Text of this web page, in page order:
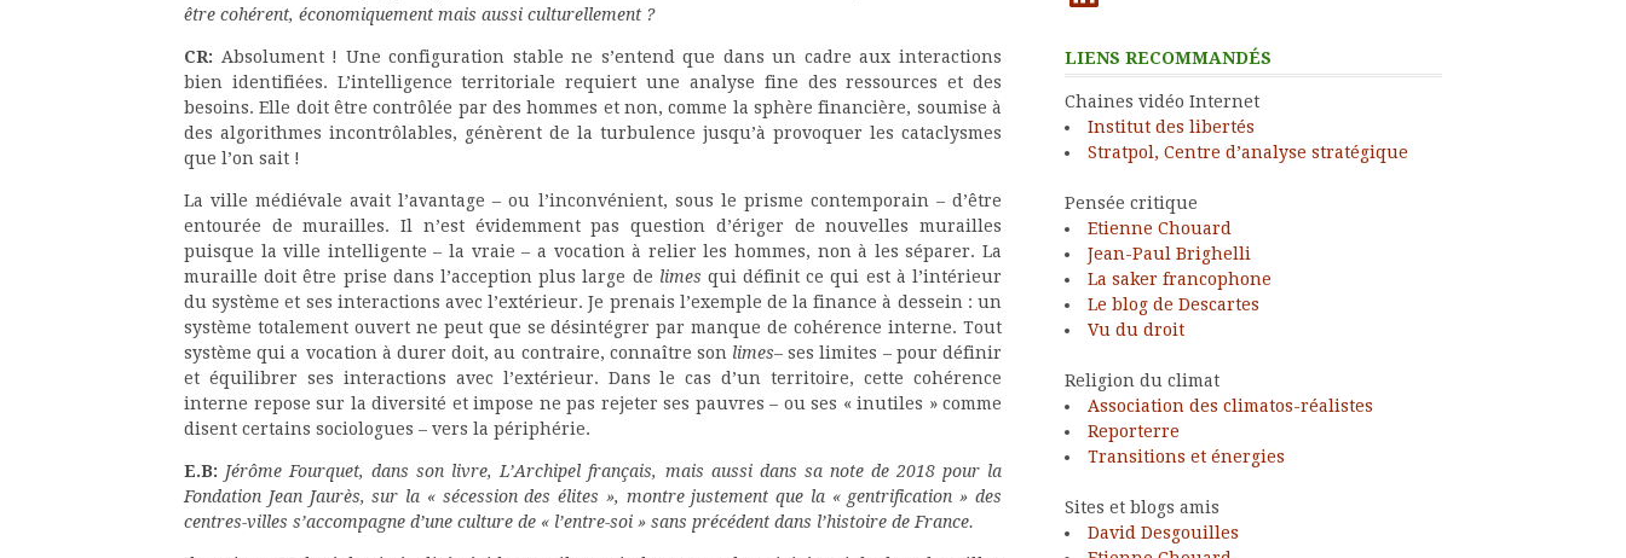
être cohérent, économiquement mais aussi culturellement ?
CR: Absolument ! Une configuration stable ne s’entend que dans un cadre aux interactions
bien identifiées. L’intelligence territoriale requiert une analyse fine des ressources et des
besoins. Elle doit être contrôlée par des hommes et non, comme la sphère financière, soumise à
des algorithmes incontrôlables, génèrent de la turbulence jusqu’à provoquer les cataclysmes
que l’on sait !
La ville médiévale avait l’avantage – ou l’inconvénient, sous le prisme contemporain – d’être
entourée de murailles. Il n’est évidemment pas question d’ériger de nouvelles murailles
puisque la ville intelligente – la vraie – a vocation à relier les hommes, non à les séparer. La
muraille doit être prise dans l’acception plus large de limes qui définit ce qui est à l’intérieur
du système et ses interactions avec l’extérieur. Je prenais l’exemple de la finance à dessein : un
système totalement ouvert ne peut que se désintégrer par manque de cohérence interne. Tout
système qui a vocation à durer doit, au contraire, connaître son limes– ses limites – pour définir
et équilibrer ses interactions avec l’extérieur. Dans le cas d’un territoire, cette cohérence
interne repose sur la diversité et impose ne pas rejeter ses pauvres – ou ses « inutiles » comme
disent certains sociologues – vers la périphérie.
E.B: Jérôme Fourquet, dans son livre, L’Archipel français, mais aussi dans sa note de 2018 pour la
Fondation Jean Jaurès, sur la « sécession des élites », montre justement que la « gentrification » des
centres-villes s’accompagne d’une culture de « l’entre-soi » sans précédent dans l’histoire de France.
LIENS RECOMMANDÉS
Chaines vidéo Internet
Institut des libertés
Stratpol, Centre d’analyse stratégique
Pensée critique
Etienne Chouard
Jean-Paul Brighelli
La saker francophone
Le blog de Descartes
Vu du droit
Religion du climat
Association des climatos-réalistes
Reporterre
Transitions et énergies
Sites et blogs amis
David Desgouilles